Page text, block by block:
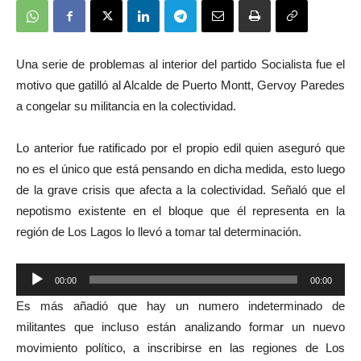
Una serie de problemas al interior del partido Socialista fue el
motivo que gatilló al Alcalde de Puerto Montt, Gervoy Paredes
a congelar su militancia en la colectividad.
Lo anterior fue ratificado por el propio edil quien aseguró que
no es el único que está pensando en dicha medida, esto luego
de la grave crisis que afecta a la colectividad. Señaló que el
nepotismo existente en el bloque que él representa en la
región de Los Lagos lo llevó a tomar tal determinación.
Reproductor
de
audio
00:00 00:00
Es más añadió que hay un numero indeterminado de
militantes que incluso están analizando formar un nuevo
movimiento político, a inscribirse en las regiones de Los